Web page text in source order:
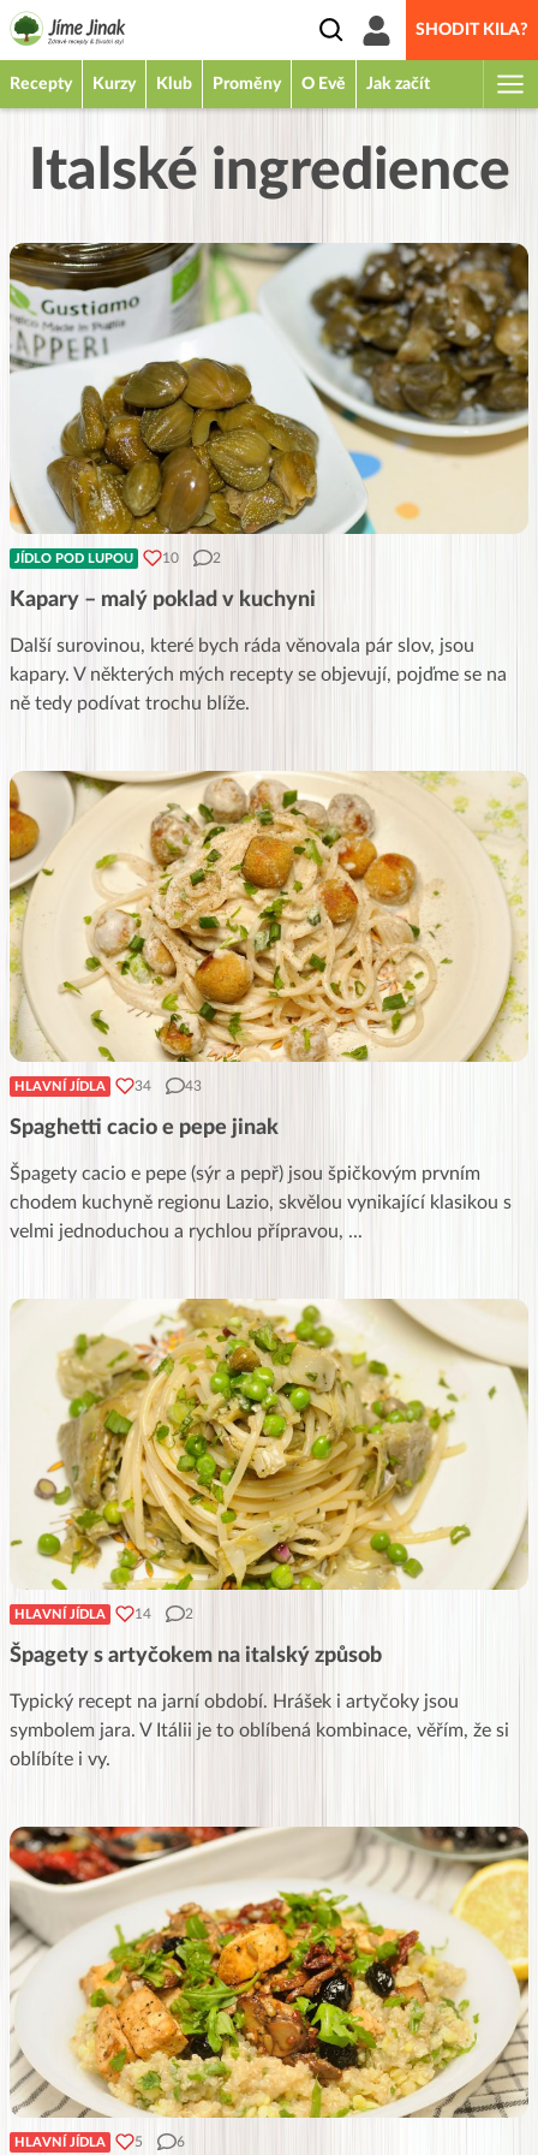
SHODIT KILA?
Recepty Kurzy Klub Proměny O Evě Jak začít
Italské ingredience
JÍDLO POD LUPOU 10 2
Kapary – malý poklad v kuchyni
Další surovinou, které bych ráda věnovala pár slov, jsou
kapary. V některých mých recepty se objevují, pojďme se na
ně tedy podívat trochu blíže.
HLAVNÍ JÍDLA 34 43
Spaghetti cacio e pepe jinak
Špagety cacio e pepe (sýr a pepř) jsou špičkovým prvním
chodem kuchyně regionu Lazio, skvělou vynikající klasikou s
velmi jednoduchou a rychlou přípravou, ...
HLAVNÍ JÍDLA 14 2
Špagety s artyčokem na italský způsob
Typický recept na jarní období. Hrášek i artyčoky jsou
symbolem jara. V Itálii je to oblíbená kombinace, věřím, že si
oblíbíte i vy.
HLAVNÍ JÍDLA 5 6